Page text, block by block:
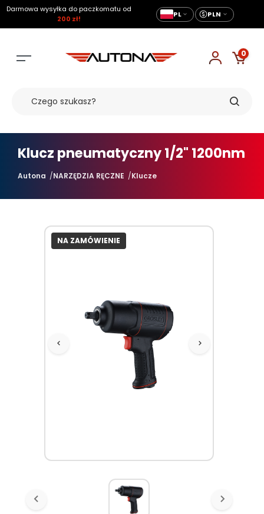
Darmowa wysyłka do paczkomatu od
200 zł!
PL PLN
0
Klucz pneumatyczny 1/2" 1200nm
Autona NARZĘDZIA RĘCZNE Klucze
NA ZAMÓWIENIE